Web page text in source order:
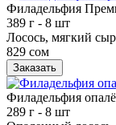
Филадельфия
389 г - 8 шт
Лосось, мягкий
829 сом
Заказать
Филадельфия
289 г - 8 шт